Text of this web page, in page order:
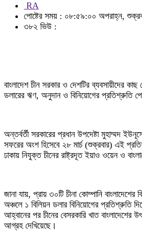
RA
পোষ্টের সময় : ০৮:৫৯:০০ অপরাহ্ন,
৩৮২ ভিউ :
বাংলাদেশ চীন সরকার ও দেশটির ব্যবসায়ীদের
ডলারের ঋণ, অনুদান ও বিনিয়োগের প্রতিশ্রুতি
অন্তর্বর্তী সরকারের প্রধান উপদেষ্টা মুহাম্মদ
সফরের অংশ হিসেবে ২৮ মার্চ (শুক্রবার) এই
ঢাকায় নিযুক্ত চীনের রাষ্ট্রদূত ইয়াও ওয়েন ও
জানা যায়, প্রায় ৩০টি চীনা কোম্পানি বাংলাদেশের
অঞ্চলে ১ বিলিয়ন ডলার বিনিয়োগের প্রতিশ্রুতি
আহ্বানের পর চীনের বেসরকারি খাত বাংলাদেশের
আগ্রহ দেখিয়েছে।